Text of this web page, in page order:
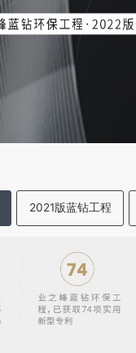
2021版蓝钻工程